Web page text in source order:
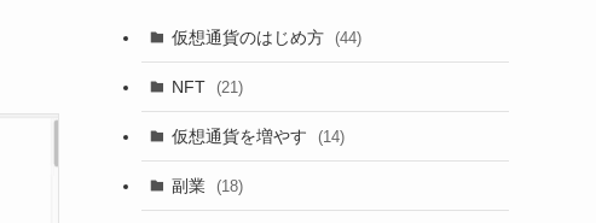
仮想通貨のはじめ方 (44)
NFT (21)
仮想通貨を増やす (14)
副業 (18)